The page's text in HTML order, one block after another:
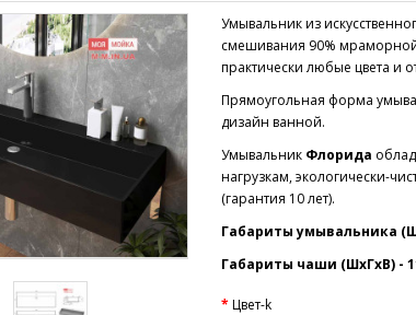
Умывальник из
смешивания 90%
практически любые цвета и
Прямоугольная форма
дизайн ванной.
Умывальник Флорида
нагрузкам, экологически-
(гарантия 10 лет).
Габариты умывальника
Габариты чаши (ШхГхВ) -
Цвет-k